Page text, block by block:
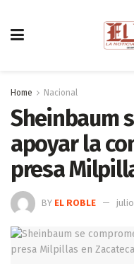
Home Nacional
Sheinbaum
apoyar la
presa
BY EL ROBLE